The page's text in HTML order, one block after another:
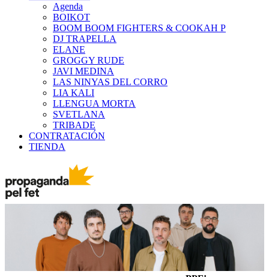
Agenda
BOIKOT
BOOM BOOM FIGHTERS & COOKAH P
DJ TRAPELLA
ELANE
GROGGY RUDE
JAVI MEDINA
LAS NINYAS DEL CORRO
LIA KALI
LLENGUA MORTA
SVETLANA
TRIBADE
CONTRATACIÓN
TIENDA